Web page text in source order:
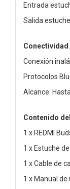
Entrada
Salida
Conectividad
Conexión
Protocolos
Alcance:
Contenido
1 x REDMI
1 x Estuche
1 x Cable de
1 x Manual de